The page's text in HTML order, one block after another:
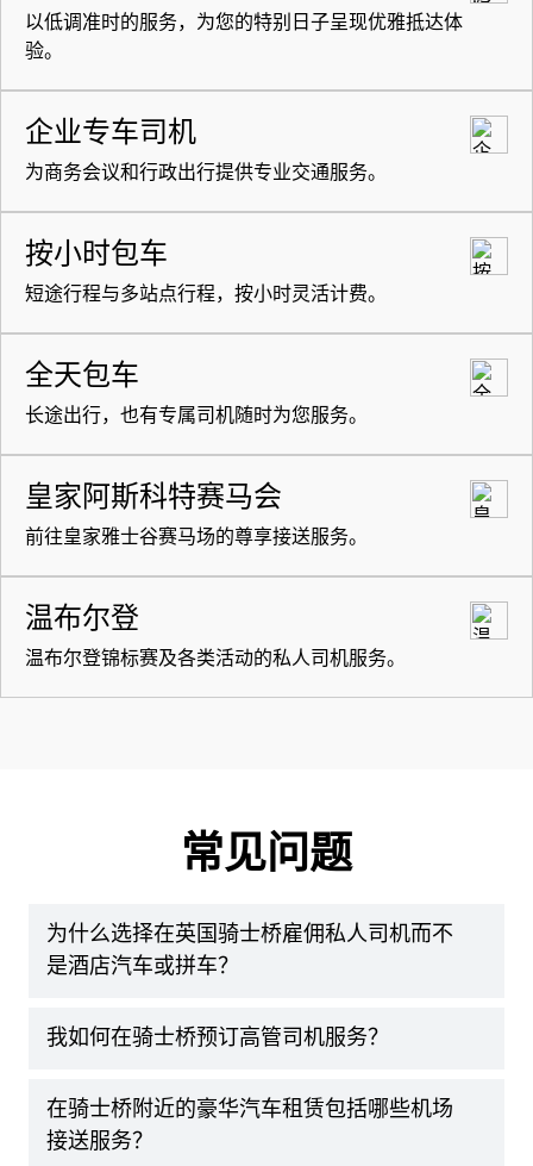
以低调准时的服务，为您的特别日子呈现优雅抵达体
验。
企业专车司机
为商务会议和行政出行提供专业交通服务。
按小时包车
短途行程与多站点行程，按小时灵活计费。
全天包车
长途出行，也有专属司机随时为您服务。
皇家阿斯科特赛马会
前往皇家雅士谷赛马场的尊享接送服务。
温布尔登
温布尔登锦标赛及各类活动的私人司机服务。
常见问题
为什么选择在英国骑士桥雇佣私人司机而不
是酒店汽车或拼车？
我如何在骑士桥预订高管司机服务？
在骑士桥附近的豪华汽车租赁包括哪些机场
接送服务？